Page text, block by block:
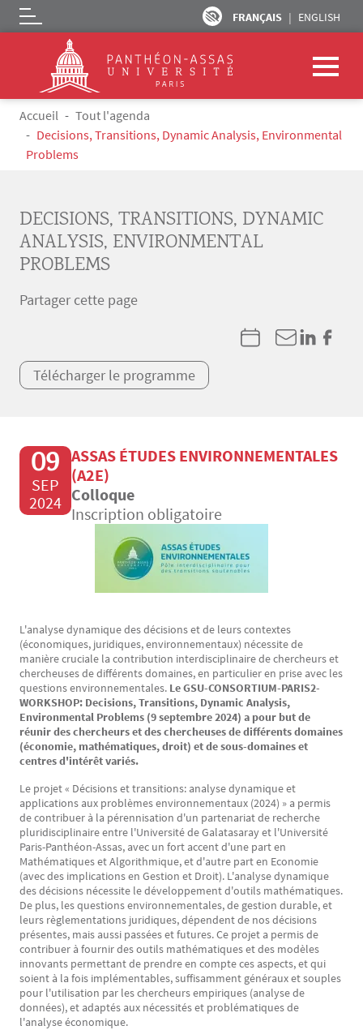
Aller au contenu principal
FRANÇAIS ENGLISH
Logo
Fil d'Ariane
Accueil
Tout l'agenda
Decisions, Transitions, Dynamic Analysis, Environmental
Problems
DECISIONS, TRANSITIONS, DYNAMIC
ANALYSIS, ENVIRONMENTAL
PROBLEMS
Partager cette page
Télécharger le programme
09
SEP
2024
ASSAS ÉTUDES ENVIRONNEMENTALES
(A2E)
Colloque
Inscription obligatoire
Texte
L'analyse dynamique des décisions et de leurs contextes
(économiques, juridiques, environnementaux) nécessite de
manière cruciale la contribution interdisciplinaire de chercheurs et
chercheuses de différents domaines, en particulier en prise avec les
questions environnementales. Le GSU-CONSORTIUM-PARIS2-
WORKSHOP: Decisions, Transitions, Dynamic Analysis,
Environmental Problems (9 septembre 2024) a pour but de
réunir des chercheurs et des chercheuses de différents domaines
(économie, mathématiques, droit) et de sous-domaines et
centres d'intérêt variés.
Le projet « Décisions et transitions: analyse dynamique et
applications aux problèmes environnementaux (2024) » a permis
de contribuer à la pérennisation d'un partenariat de recherche
pluridisciplinaire entre l'Université de Galatasaray et l'Université
Paris-Panthéon-Assas, avec un fort accent d'une part en
Mathématiques et Algorithmique, et d'autre part en Economie
(avec des implications en Gestion et Droit). L'analyse dynamique
des décisions nécessite le développement d'outils mathématiques.
De plus, les questions environnementales, de gestion durable, et
leurs règlementations juridiques, dépendent de nos décisions
présentes, mais aussi passées et futures. Ce projet a permis de
contribuer à fournir des outils mathématiques et des modèles
innovants permettant de prendre en compte ces aspects, et qui
soient à la fois implémentables, suffisamment généraux et souples
pour l'utilisation par les chercheurs empiriques (analyse de
données), et adaptés aux nécessités et problématiques de
l'analyse économique.